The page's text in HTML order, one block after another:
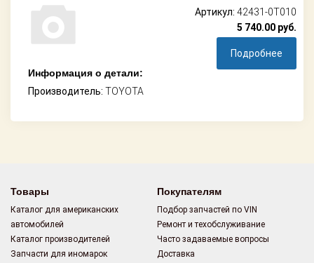
Информация о детали:
Производитель: TOYOTA
Артикул: 42431-0T010
5 740.00 руб.
Подробнее
Товары
Каталог для американских
автомобилей
Каталог производителей
Запчасти для иномарок
Покупателям
Подбор запчастей по VIN
Ремонт и техобслуживание
Часто задаваемые вопросы
Доставка